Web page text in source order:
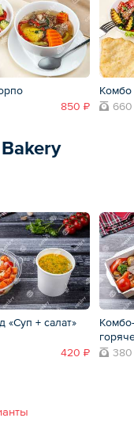
850 ₽
660
«Суп + салат»
420 ₽
380